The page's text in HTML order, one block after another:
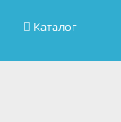
Каталог